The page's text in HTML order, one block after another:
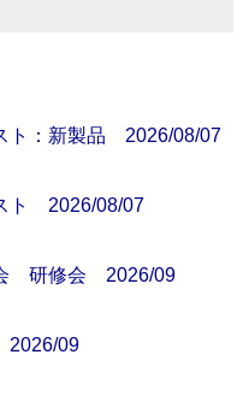
ト：新製品 2026/08/07
ト 2026/08/07
会 研修会 2026/09
09